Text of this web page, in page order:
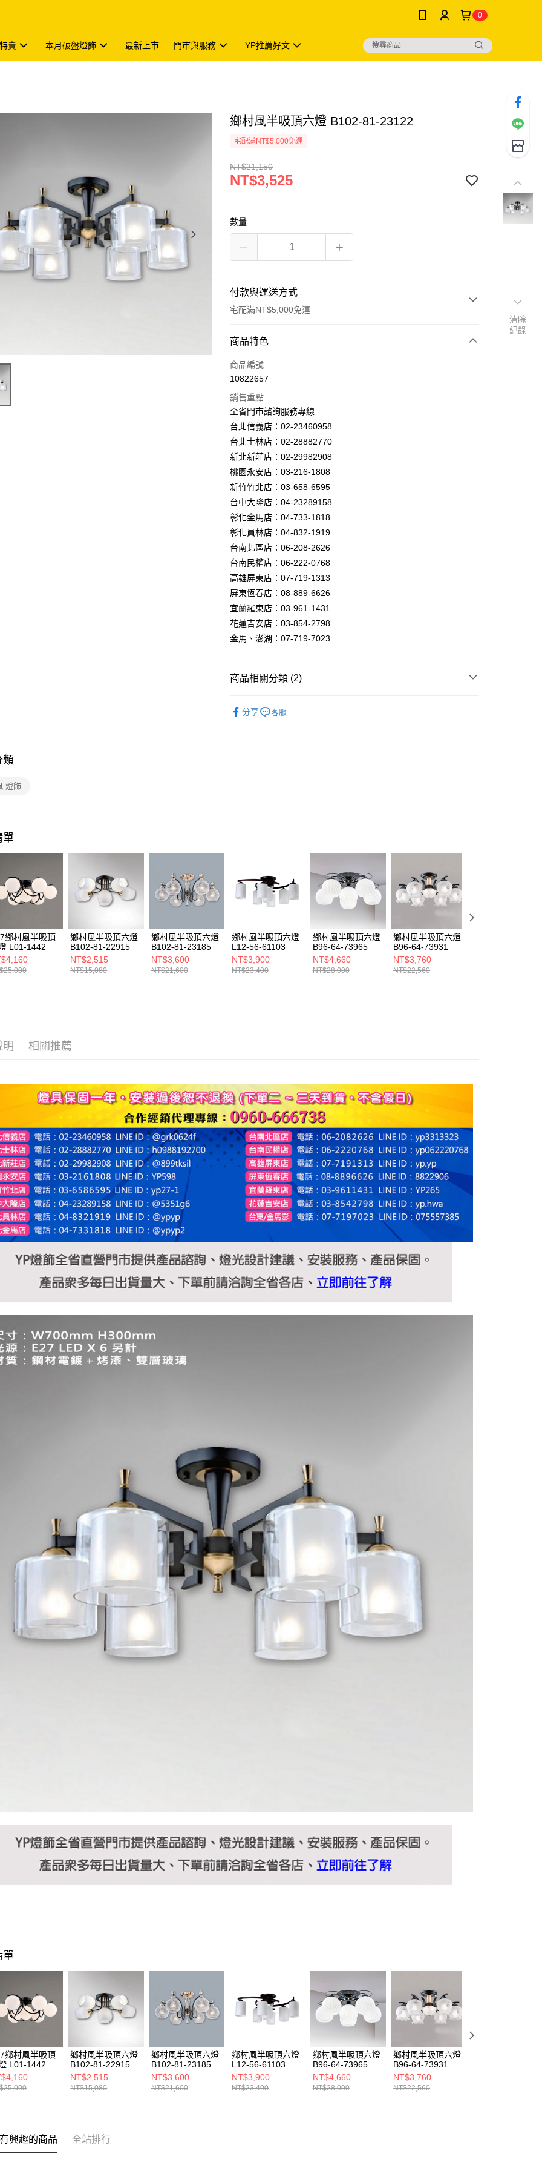
0
賣 本月破盤燈飾 最新上市 門市與服務 YP推薦好文
鄉村風半吸頂六燈 B102-81-23122
宅配滿NT$5,000免運
NT$21,150
NT$3,525
數量
付款與運送方式
宅配滿NT$5,000免運
付款方式
信用卡一次付款
Apple Pay
街口支付
悠遊付
Google Pay
全盈+PAY
AFTEE先享後付
相關說明
【關於「AFTEE先享後付」】
AFTEE先享後付是「在收到商品之後才付款」的支付方式。 讓您購物簡單
便利好安心！
１．簡單：不需註冊會員、不需綁卡、不需儲值。
２．便利：只要手機號碼，簡訊認證，即可結帳。
【「AFTEE先享後付」結帳流程】
１．於結帳方式選擇「AFTEE先享後付」後，將跳轉至「AFTEE先享後
付」結帳頁面，進行簡訊認證並確認金額後，即可完成結帳。
／ATM／網路銀行／等多元方式進行付款，方視為交易完成。
先享後付繳納相關費用。
即時審查核予不同之上限額度；若仍有額度不足之情形，本公司將視審查
結果請求用戶進行身份認證。
５．嚴禁一人註冊多個帳號或使用他人資訊註冊。若發現惡意使用之情
形，恩沛科技股份有限公司將有權停止該用戶之使用額度並採取法律行
ATM付款
運送方式
每筆NT$180，滿NT$5,000(含以上)免運費
商品特色
商品編號
10822657
銷售重點
全省門市諮詢服務專線
台北信義店：02-23460958
台北士林店：02-28882770
新北新莊店：02-29982908
桃園永安店：03-216-1808
新竹竹北店：03-658-6595
台中大隆店：04-23289158
彰化金馬店：04-733-1818
彰化員林店：04-832-1919
台南北區店：06-208-2626
台南民權店：06-222-0768
高雄屏東店：07-719-1313
屏東恆春店：08-889-6626
宜蘭羅東店：03-961-1431
花蓮吉安店：03-854-2798
金馬、澎湖：07-719-7023
商品相關分類 (2)
分享 客服
類
燈飾
單
鄉村風半吸頂
L01-1442
鄉村風半吸頂六燈
B102-81-22915
NT$2,515
NT$15,080
鄉村風半吸頂六燈
B102-81-23185
NT$3,600
NT$21,600
鄉村風半吸頂六燈
L12-56-61103
NT$3,900
NT$23,400
鄉村風半吸頂六燈
B96-64-73965
NT$4,660
NT$28,000
鄉村風半吸頂六燈
B96-64-73931
NT$3,760
NT$22,560
明 相關推薦
單
鄉村風半吸頂
L01-1442
鄉村風半吸頂六燈
B102-81-22915
NT$2,515
NT$15,080
鄉村風半吸頂六燈
B102-81-23185
NT$3,600
NT$21,600
鄉村風半吸頂六燈
L12-56-61103
NT$3,900
NT$23,400
鄉村風半吸頂六燈
B96-64-73965
NT$4,660
NT$28,000
鄉村風半吸頂六燈
B96-64-73931
NT$3,760
NT$22,560
興趣的商品 全站排行
清除
紀錄